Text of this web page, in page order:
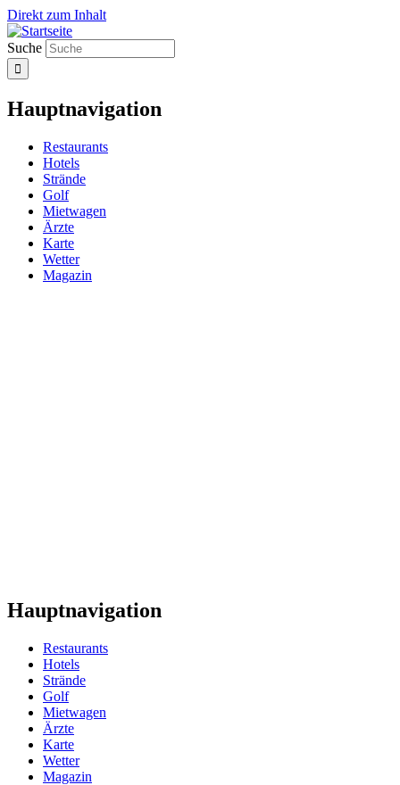
Direkt zum Inhalt
Suche
Hauptnavigation
Restaurants
Hotels
Strände
Golf
Mietwagen
Ärzte
Karte
Wetter
Magazin
Hauptnavigation
Restaurants
Hotels
Strände
Golf
Mietwagen
Ärzte
Karte
Wetter
Magazin